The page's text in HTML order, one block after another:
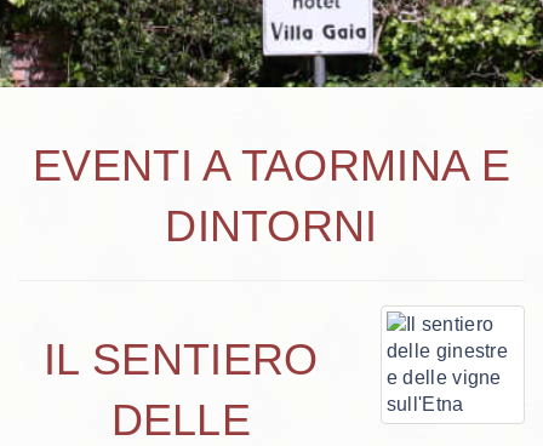
EVENTI A TAORMINA E
DINTORNI
IL SENTIERO
DELLE